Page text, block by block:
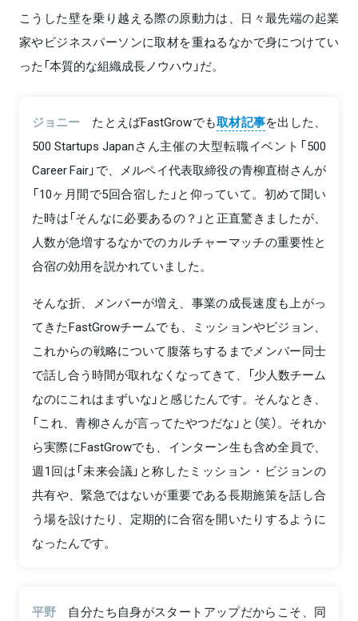
こうした壁を乗り越える際の原動力は、日々最先端の起業
家やビジネスパーソンに取材を重ねるなかで身につけてい
った「本質的な組織成長ノウハウ」だ。
ジョニー たとえばFastGrowでも取材記事を出した、
500 Startups Japanさん主催の大型転職イベント「500
Career Fair」で、メルペイ代表取締役の青柳直樹さんが
「10ヶ月間で5回合宿した」と仰っていて。初めて聞い
た時は「そんなに必要あるの？」と正直驚きましたが、
人数が急増するなかでのカルチャーマッチの重要性と
合宿の効用を説かれていました。
そんな折、メンバーが増え、事業の成長速度も上がっ
てきたFastGrowチームでも、ミッションやビジョン、
これからの戦略について腹落ちするまでメンバー同士
で話し合う時間が取れなくなってきて、「少人数チーム
なのにこれはまずいな」と感じたんです。そんなとき、
「これ、青柳さんが言ってたやつだな」と（笑）。それか
ら実際にFastGrowでも、インターン生も含め全員で、
週1回は「未来会議」と称したミッション・ビジョンの
共有や、緊急ではないが重要である長期施策を話し合
う場を設けたり、定期的に合宿を開いたりするように
なったんです。
平野
自分たち自身がスタートアップだからこそ、同